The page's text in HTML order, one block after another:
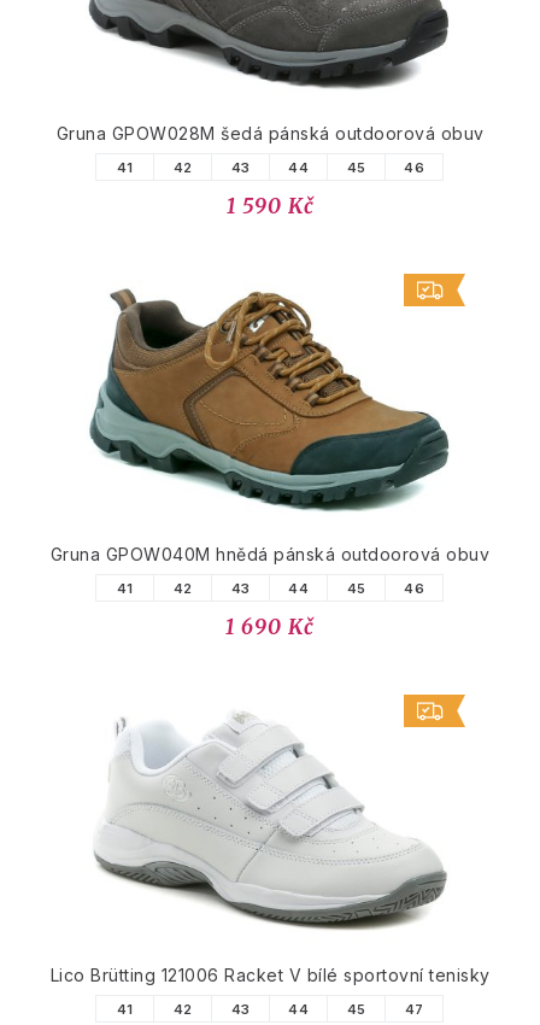
Gruna GPOW028M šedá pánská outdoorová obuv
41 42 43 44 45 46
1 590 Kč
Gruna GPOW040M hnědá pánská outdoorová obuv
41 42 43 44 45 46
1 690 Kč
Lico Brütting 121006 Racket V bílé sportovní tenisky
41 42 43 44 45 47